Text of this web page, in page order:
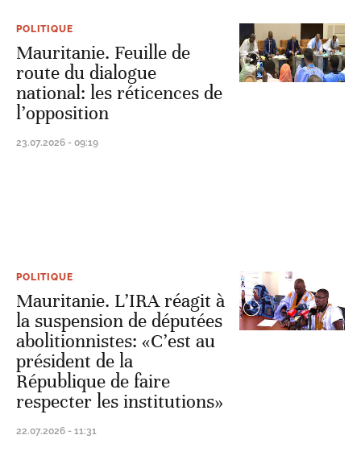
POLITIQUE
Mauritanie. Feuille de
route du dialogue
national: les réticences de
l’opposition
23.07.2026 - 09:19
POLITIQUE
Mauritanie. L’IRA réagit à
la suspension de députées
abolitionnistes: «C’est au
président de la
République de faire
respecter les institutions»
22.07.2026 - 11:31